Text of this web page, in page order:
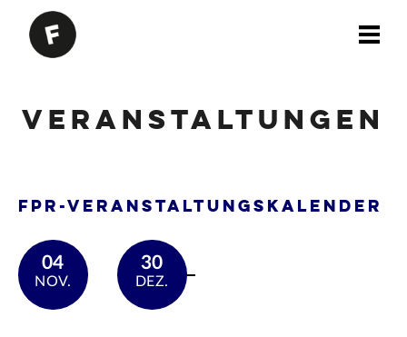
Veranstaltungen
FPR-Veranstaltungskalender
04
NOV.
30
DEZ.